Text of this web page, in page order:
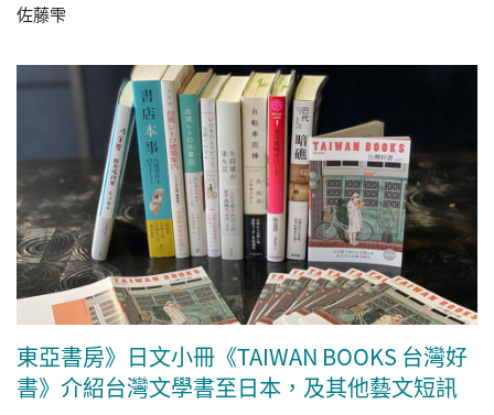
佐藤雫
東亞書房》日文小冊《TAIWAN BOOKS 台灣好
書》介紹台灣文學書至日本，及其他藝文短訊